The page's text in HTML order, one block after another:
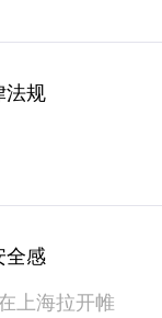
法规
全感
上海拉开帷